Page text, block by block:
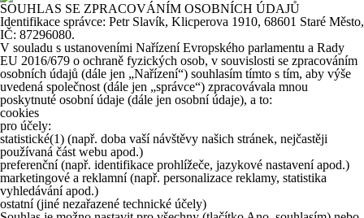
SOUHLAS SE ZPRACOVÁNÍM OSOBNÍCH ÚDAJŮ
Identifikace správce: Petr Slavík, Klicperova 1910, 68601 Staré Město,
IČ: 87296080.
V souladu s ustanoveními Nařízení Evropského parlamentu a Rady
EU 2016/679 o ochraně fyzických osob, v souvislosti se zpracováním
osobních údajů (dále jen „Nařízení“) souhlasím tímto s tím, aby výše
uvedená společnost (dále jen „správce“) zpracovávala mnou
poskytnuté osobní údaje (dále jen osobní údaje), a to:
cookies
pro účely:
statistické(1) (např. doba vaší návštěvy našich stránek, nejčastěji
používaná část webu apod.)
preferenční (např. identifikace prohlížeče, jazykové nastavení apod.)
marketingové a reklamní (např. personalizace reklamy, statistika
vyhledávání apod.)
ostatní (jiné nezařazené technické účely)